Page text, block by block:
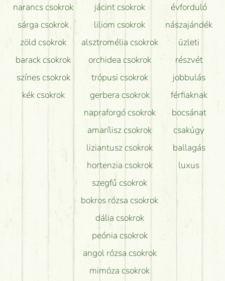
narancs csokrok
sárga csokrok
zöld csokrok
barack csokrok
színes csokrok
kék csokrok
jácint csokrok
liliom csokrok
alsztromélia csokrok
orchidea csokrok
trópusi csokrok
gerbera csokrok
napraforgó csokrok
amarílisz csokrok
liziantusz csokrok
hortenzia csokrok
szegfű csokrok
bokros rózsa csokrok
dália csokrok
peónia csokrok
angol rózsa csokrok
mimóza csokrok
évforduló
nászajándék
üzleti
részvét
jobbulás
férfiaknak
bocsánat
csakúgy
ballagás
luxus